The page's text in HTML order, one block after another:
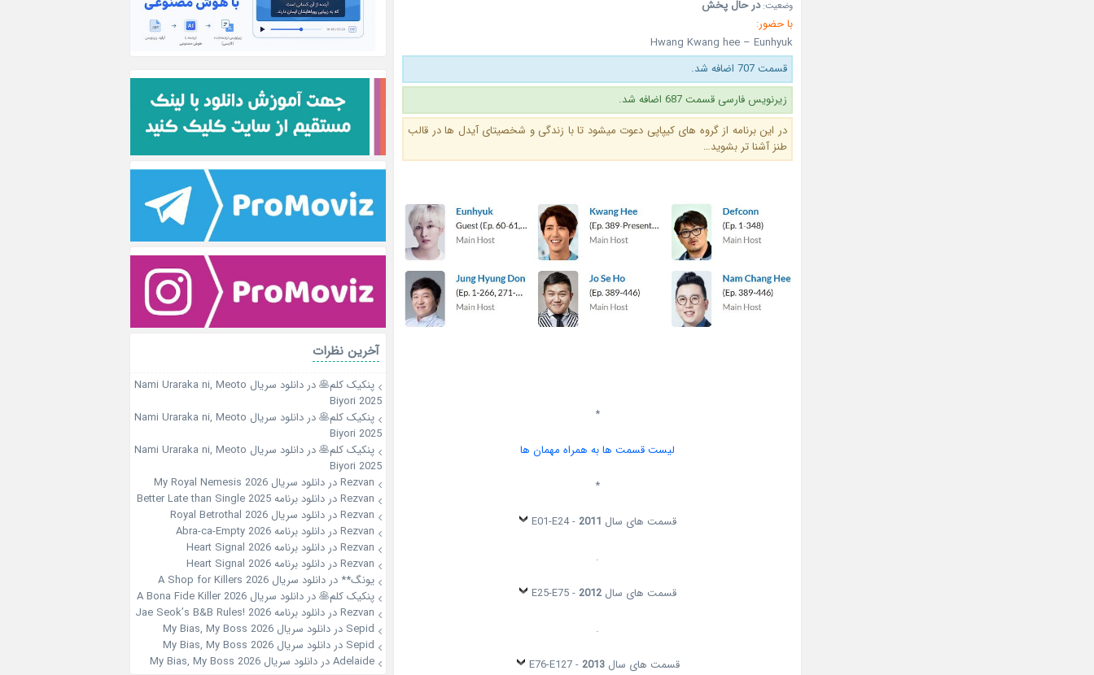
وضعیت:در حال پخش
با حضور:
Hwang Kwang hee – Eunhyuk
قسمت 707 اضافه شد.
زیرنویس فارسی قسمت 687 اضافه شد.
در این برنامه از گروه های کیپاپی دعوت میشود تا با زندگی و شخصیتای آیدل ها در قالب
طنز آشنا تر بشوید…
*
لیست قسمت ها به همراه مهمان ها
*
قسمت های سال 2011
- E01-E24
.
قسمت های سال 2012
- E25-E75
.
قسمت های سال2013
- E76-E127
آخرین نظرات
پنکیک کلم🥞در
دانلود سریال Nami Uraraka ni, Meoto
Biyori 2025
پنکیک کلم🥞در
دانلود سریال Nami Uraraka ni, Meoto
Biyori 2025
پنکیک کلم🥞در
دانلود سریال Nami Uraraka ni, Meoto
Biyori 2025
Rezvanدر دانلود سریال My Royal Nemesis 2026
Rezvanدر دانلود برنامه Better Late than Single 2025
Rezvanدر دانلود سریال Royal Betrothal 2026
Rezvanدر دانلود برنامه Abra-ca-Empty 2026
Rezvanدر دانلود برنامه Heart Signal 2026
Rezvanدر دانلود برنامه Heart Signal 2026
یونگ** در دانلود سریال A Shop for Killers 2026
پنکیک کلم🥞در دانلود سریال A Bona Fide Killer 2026
Rezvanدر دانلود برنامه Jae Seok’s B&B Rules! 2026
Sepid در دانلود سریال My Bias, My Boss 2026
Sepid در دانلود سریال My Bias, My Boss 2026
Adelaideدر دانلود سریال My Bias, My Boss 2026